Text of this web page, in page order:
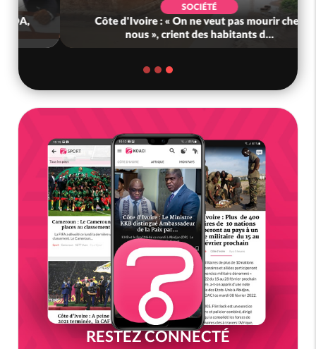
SOCIÉTÉ
Côte d'Ivoire : « On ne veut pas mourir chez
nous », crient des habitants d...
RESTEZ CONNECTÉ